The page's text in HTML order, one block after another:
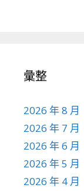
彙整
2026 年 8 月
2026 年 7 月
2026 年 6 月
2026 年 5 月
2026 年 4 月